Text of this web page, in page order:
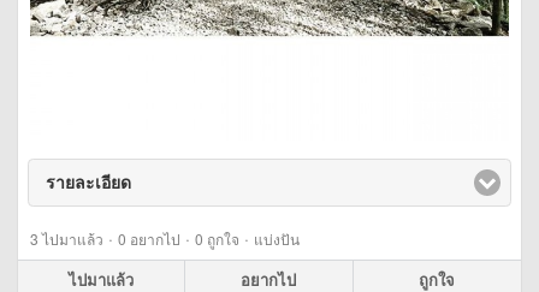
รายละเอียด
3ไปมาแล้ว · 0 อยากไป · 0 ถูกใจ · แบ่งปัน
ไปมาแล้ว อยากไป ถูกใจ